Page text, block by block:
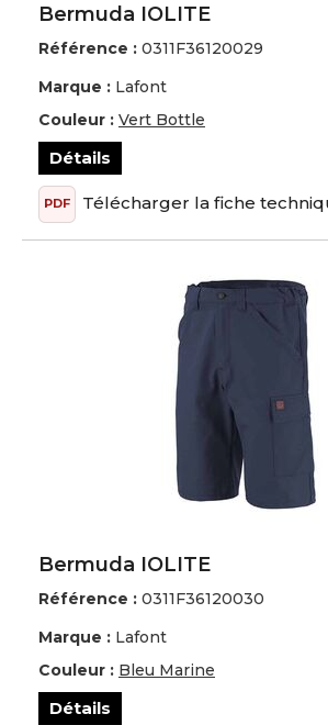
Bermuda IOLITE
Référence : 0311F36120029
Marque : Lafont
Couleur : Vert Bottle
Détails
PDF Télécharger la fiche
Bermuda IOLITE
Référence : 0311F36120030
Marque : Lafont
Couleur : Bleu Marine
Détails